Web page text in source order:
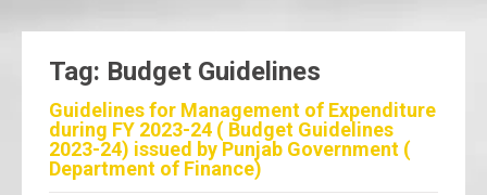
Tag: Budget Guidelines
Guidelines for Management of Expenditure
during FY 2023-24 ( Budget Guidelines
2023-24) issued by Punjab Government (
Department of Finance)